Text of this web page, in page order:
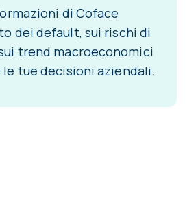
di Coface
dei default, sui rischi di
trend macroeconomici
tue decisioni aziendali.